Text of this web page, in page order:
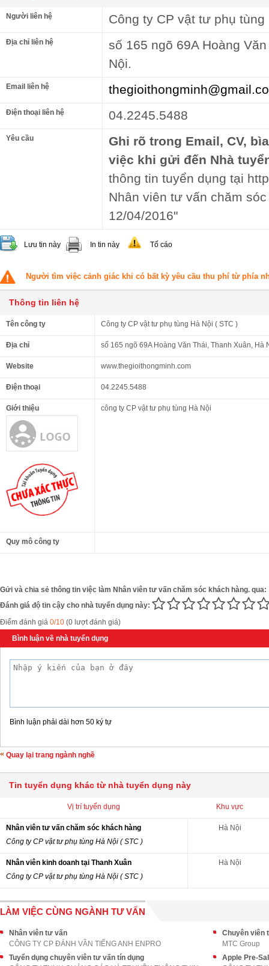
Người liên hệ Công ty CP vật tư phụ tùng
Địa chỉ liên hệ
số 165 ngõ 69A Hoàng
Nội.
Email liên hệ
Điện thoại liên hệ 04.2245.5488
Yêu cầu
Ghi rõ trong Email, CV,
việc khi gửi đến Nhà
thông tin tuyển dụng tại
Nhân viên tư vấn chăm
12/04/2016"
Lưu tin này In tin này Tố cáo
Người tìm việc cảnh giác khi có bất kỳ yêu cầu thu phí từ phía
Thông tin liên hệ
Tên công ty Công ty CP vật tư phụ tùng Hà Nội ( STC )
Địa chỉ số 165 ngõ 69A Hoàng Văn Thái, Thanh Xuân, Hà
Website www.thegioithongminh.com
Điện thoại 04.2245.5488
Giới thiệu công ty CP vật tư phụ tùng Hà Nội
Quy mô công ty
Gửi và chia sẻ thông tin việc làm Nhân viên tư vấn chăm sóc khách hàng. qua:
Đánh giá độ tin cậy cho nhà tuyển dụng này:
Điểm đánh giá 0/10 (0 lượt đánh giá)
Bình luận về nhà tuyển dụng
Bình luận phải dài hơn 50 ký tự
Quay lại trang ngành nghề
Tin tuyển dụng khác từ nhà tuyển dụng này
Vị trí tuyển dụng Khu vực
Nhân viên tư vấn chăm sóc khách hàng
Công ty CP vật tư phụ tùng Hà Nội ( STC )
Hà Nội
Nhân viên kinh doanh tại Thanh Xuân
Công ty CP vật tư phụ tùng Hà Nội ( STC )
Hà Nội
LÀM VIỆC CÙNG NGÀNH TƯ VẤN
Nhân viên tư vấn
CÔNG TY CP ĐÁNH VẦN TIẾNG ANH ENPRO
Chuyên viên
MTC Group
Tuyển dụng chuyên viên tư vấn tín dụng
Apple Pre-